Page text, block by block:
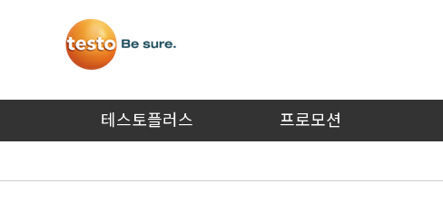
테스토플러스 프로모션